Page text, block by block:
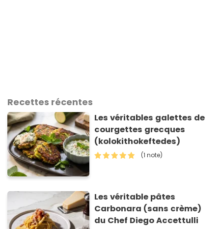
Recettes récentes
Les véritables galettes de
courgettes grecques
(kolokithokeftedes)
(1 note)
Les véritable pâtes
Carbonara (sans crème)
du Chef Diego Accettulli